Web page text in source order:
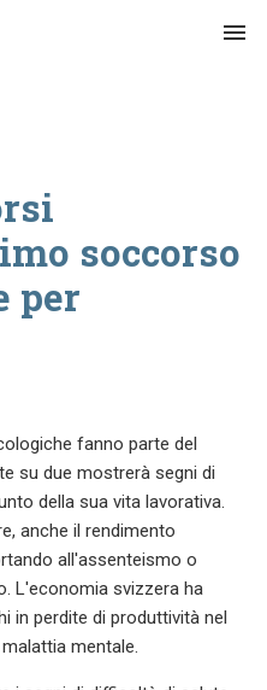
menu
soccorso
per
fanno parte del
su due mostrerà segni di
della sua vita lavorativa.
anche il rendimento
all'assenteismo o
L'economia svizzera ha
in perdite di produttività nel
mentale.